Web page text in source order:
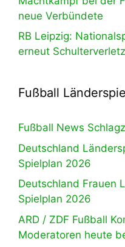
neue Verbündete
RB Leipzig:
erneut
Fußball
Fußball News
Deutschland
Spielplan 2026
Deutschland Frauen
Spielplan 2026
ARD / ZDF Fußball
Moderatoren heute